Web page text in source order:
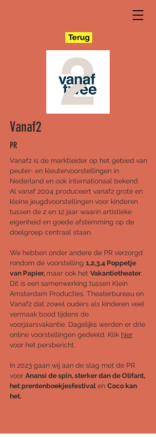
Terug
Vanaf2
PR
Vanaf2 is de marktleider op het gebied van
peuter- en kleutervoorstellingen in
Nederland en ook internationaal bekend.
Al vanaf 2004 produceert vanaf2 grote en
kleine jeugdvoorstellingen voor kinderen
tussen de 2 en 12 jaar waarin artistieke
eigenheid en goede afstemming op de
doelgroep centraal staan.
We hebben onder andere de PR verzorgd
rondom de voorstelling 1,2,3,4 Poppetje
van Papier, maar ook het Vakantietheater.
Dit is een samenwerking tussen Klein
Amsterdam Producties. Theaterbureau en
Vanaf2 dat zowel ouders als kinderen veel
vermaak bood tijdens de
voorjaarsvakantie. Dagelijks werden er drie
online voorstellingen gedeeld. Klik hier
voor het persbericht.
In 2023 gaan wij aan de slag met de PR
voor Anansi de spin, sterker dan de Olifant,
het prentenboekjesfestivalen Coco kan
het.